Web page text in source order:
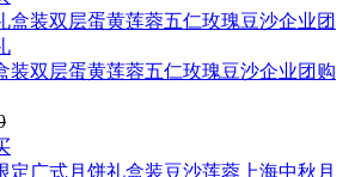
装双层蛋黄莲蓉五仁玫瑰豆沙企业团购